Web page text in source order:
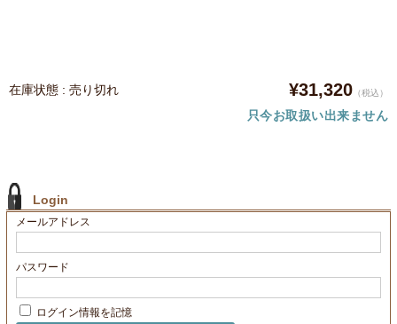
在庫状態 : 売り切れ ¥31,320 （税込）
只今お取扱い出来ません
Login
メールアドレス
パスワード
ログイン情報を記憶